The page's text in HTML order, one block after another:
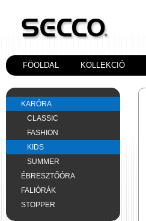
FÖOLDAL KOLLEKCIÓ
KARÓRA
CLASSIC
FASHION
KIDS
SUMMER
ÉBRESZTŐÓRA
FALIÓRÁK
STOPPER